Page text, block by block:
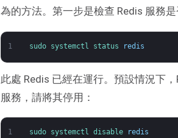
為的方法。第一步是檢查 Redis 服務
1 sudo systemctl status redis
此處 Redis 已經在運行。預設情況下
服務，請將其停用：
1 sudo systemctl disable redis